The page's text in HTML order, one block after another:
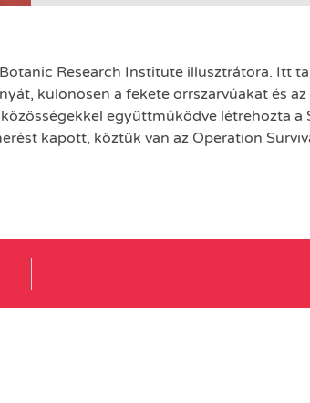
Research Institute illusztrátora. Itt
különösen a fekete orrszarvúakat és
együttműködve létrehozta a
kapott, köztük van az Operation